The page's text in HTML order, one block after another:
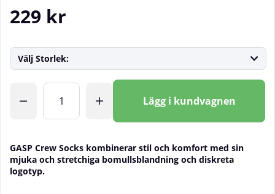
229 kr
Välj Storlek:
Lägg i kundvagnen
GASP Crew Socks kombinerar stil och komfort med sin
mjuka och stretchiga bomullsblandning och diskreta
logotyp.